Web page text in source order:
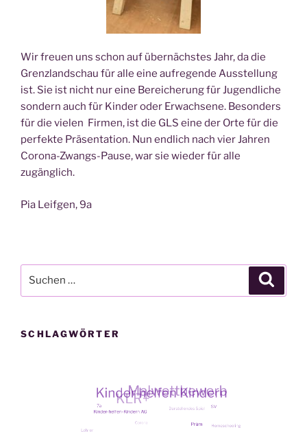
Wir freu­en uns schon auf über­nächs­tes Jahr, da die
Grenz­land­schau für alle eine auf­re­gen­de Aus­stel­lung
ist. Sie ist nicht nur eine Berei­che­rung für Jugend­li­che
son­dern auch für Kin­der oder Erwach­se­ne. Beson­ders
für die vie­len Fir­men, ist die GLS eine der Orte für die
per­fek­te Prä­sen­ta­ti­on. Nun end­lich nach vier Jah­ren
Coro­na-Zwangs-Pau­se, war sie wie­der für alle
zugänglich.
Pia Leif­gen, 9a
nach:
SCHLAGWÖRTER